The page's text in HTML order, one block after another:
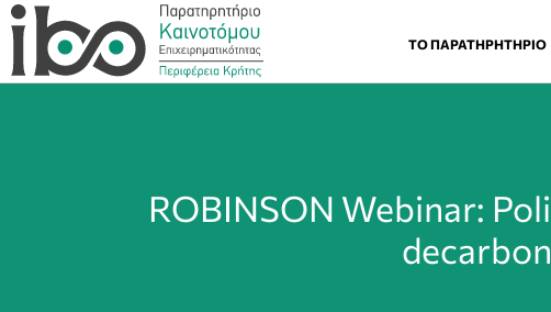
ΤΟ ΠΑΡΑΤΗΡΗΤΉΡΙΟ
ROBINSON Webinar: